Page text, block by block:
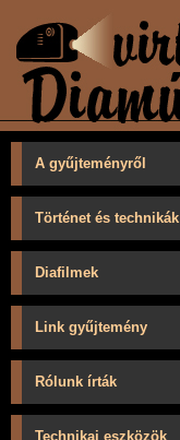
A gyűjteményről
Történet és technikák
Diafilmek
Link gyűjtemény
Rólunk írták
Technikai eszközök